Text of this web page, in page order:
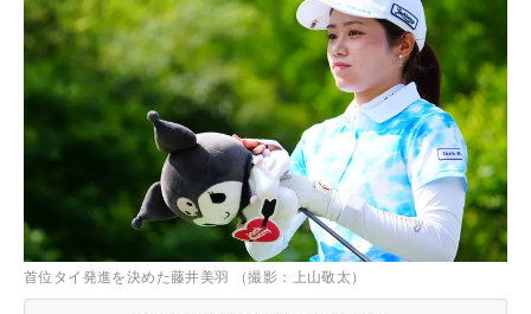
首位タイ発進を決めた藤井美羽 （撮影：上山敬太）